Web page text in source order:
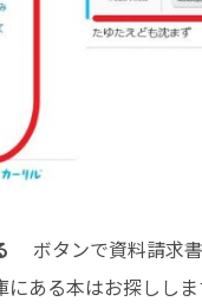
ボタンで資料請求
にある本はお探ししま